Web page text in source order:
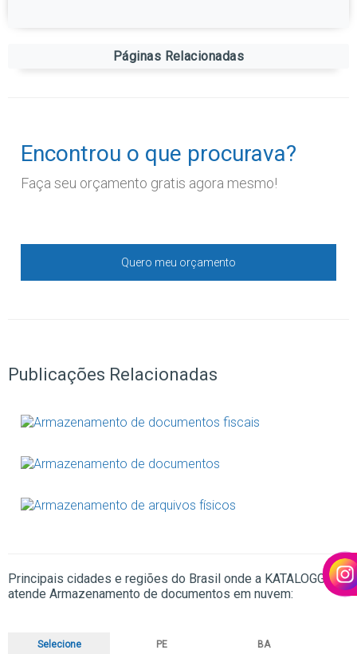
Páginas Relacionadas
Encontrou o que procurava?
Faça seu orçamento gratis agora mesmo!
Quero meu orçamento
Publicações Relacionadas
Principais cidades e regiões do Brasil onde a KATALOGG
atende Armazenamento de documentos em nuvem:
Selecione PE BA